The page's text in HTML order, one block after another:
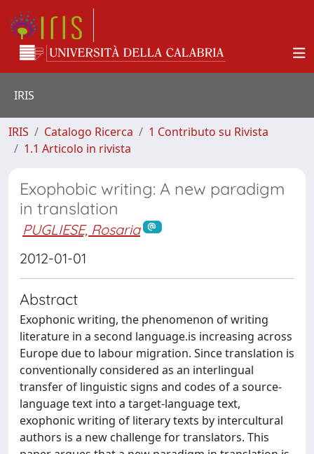
IRIS
IRIS Catalogo Ricerca
1 Contributo su Rivista
1.1 Articolo in rivista
Exophobic writing: A new paradigm
in translation
PUGLIESE, Rosaria
2012-01-01
Abstract
Exophonic writing, the phenomenon of writing
literature in a second language.is increasing across
Europe due to labour migration. Since translation is
conventionally considered as an interlingual
transfer of linguistic signs and codes of a source-
language text into a target-language text,
exophonic writing of literary texts by intercultural
authors is a new challenge for translators. This